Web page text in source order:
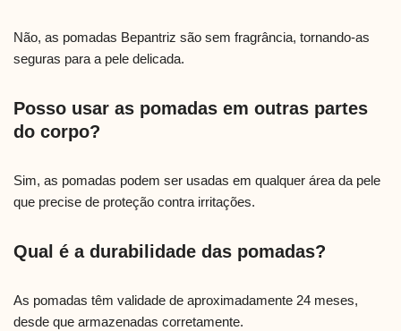
Não, as pomadas Bepantriz são sem fragrância, tornando-as
seguras para a pele delicada.
Posso usar as pomadas em outras partes
do corpo?
Sim, as pomadas podem ser usadas em qualquer área da pele
que precise de proteção contra irritações.
Qual é a durabilidade das pomadas?
As pomadas têm validade de aproximadamente 24 meses,
desde que armazenadas corretamente.